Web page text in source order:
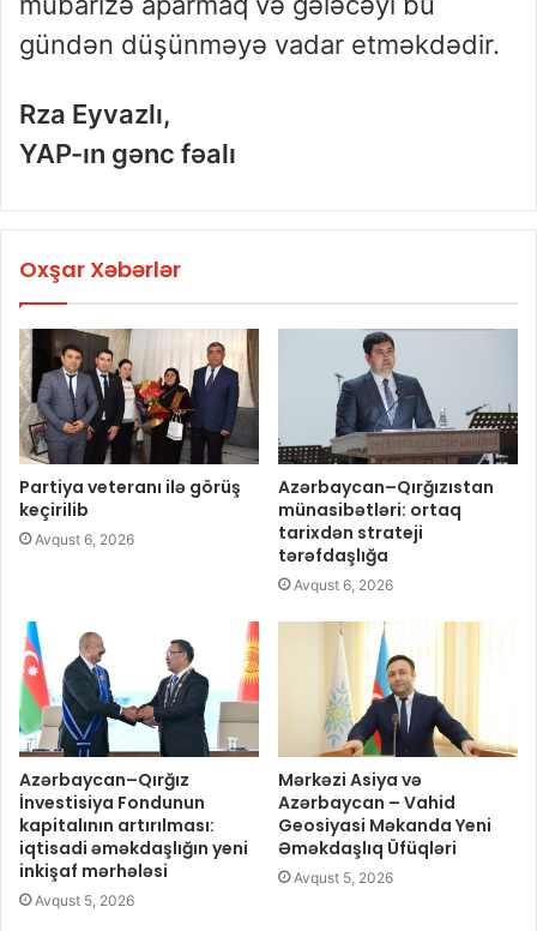
gündən düşünməyə vadar etməkdədir.
Rza Eyvazlı,
YAP-ın gənc fəalı
Oxşar Xəbərlər
Partiya veteranı ilə görüş
keçirilib
Avqust 6, 2026
Azərbaycan–Qırğızıstan
münasibətləri: ortaq
tarixdən strateji
tərəfdaşlığa
Avqust 6, 2026
Azərbaycan–Qırğız
İnvestisiya Fondunun
kapitalının artırılması:
iqtisadi əməkdaşlığın yeni
inkişaf mərhələsi
Avqust 5, 2026
Mərkəzi Asiya və
Azərbaycan – Vahid
Geosiyasi Məkanda Yeni
Əməkdaşlıq Üfüqləri
Avqust 5, 2026